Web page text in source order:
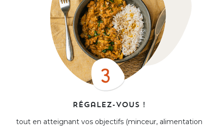
Régalez-vous !
tout en atteignant vos objectifs (minceur, alimentation